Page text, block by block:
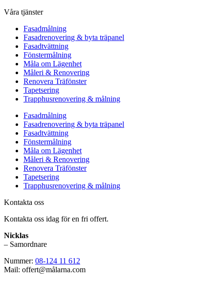
Våra tjänster
Fasadmålning
Fasadrenovering & byta träpanel
Fasadtvättning
Fönstermålning
Måla om Lägenhet
Måleri & Renovering
Renovera Träfönster
Tapetsering
Trapphusrenovering & målning
Fasadmålning
Fasadrenovering & byta träpanel
Fasadtvättning
Fönstermålning
Måla om Lägenhet
Måleri & Renovering
Renovera Träfönster
Tapetsering
Trapphusrenovering & målning
Kontakta oss
Kontakta oss idag för en fri offert.
Nicklas
– Samordnare
Nummer: 08-124 11 612
Mail: offert@målarna.com